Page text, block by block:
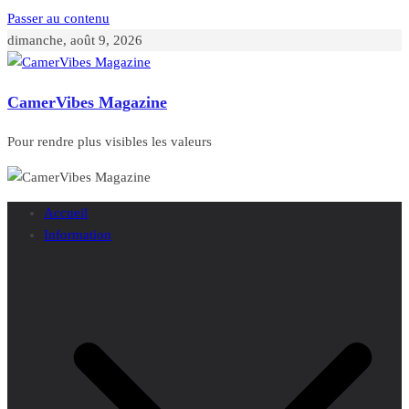
Passer au contenu
dimanche, août 9, 2026
CamerVibes Magazine
Pour rendre plus visibles les valeurs
Accueil
Information